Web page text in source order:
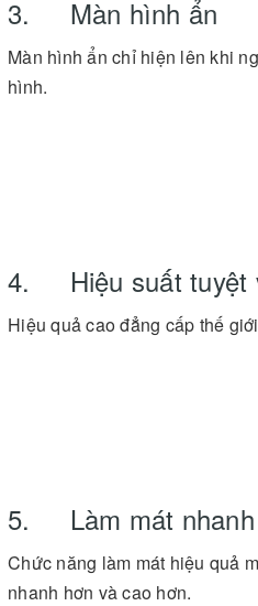
3. Màn hình ẩn
Màn hình ẩn chỉ hiện lên khi
hình.
4. Hiệu suất tuyệt
Hiệu quả cao đẳng cấp thế giới
5. Làm mát nhanh
Chức năng làm mát hiệu quả
nhanh hơn và cao hơn.